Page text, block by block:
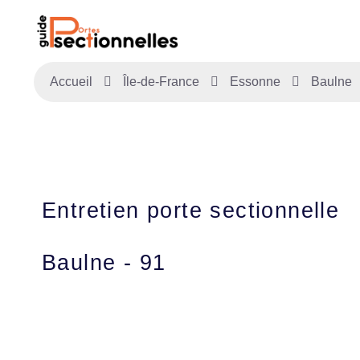
Accueil Île-de-France Essonne Baulne
Entretien porte sectionnelle
Baulne - 91